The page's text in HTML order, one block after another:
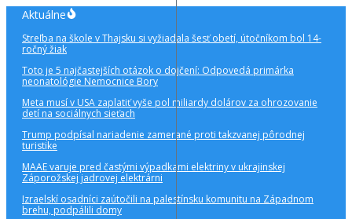
Preskočiť
obsah
Aktuálne
Streľba na škole v Thajsku si vyžiadala šesť obetí, útočníkom bol 14-
ročný žiak
Toto je 5 najčastejších otázok o dojčení: Odpovedá primárka
neonatológie Nemocnice Bory
Meta musí v USA zaplatiť vyše pol miliardy dolárov za ohrozovanie
detí na sociálnych sieťach
Trump podpísal nariadenie zamerané proti takzvanej pôrodnej
turistike
MAAE varuje pred častými výpadkami elektriny v ukrajinskej
Záporožskej jadrovej elektrárni
Izraelskí osadníci zaútočili na palestínsku komunitu na Západnom
brehu, podpálili domy